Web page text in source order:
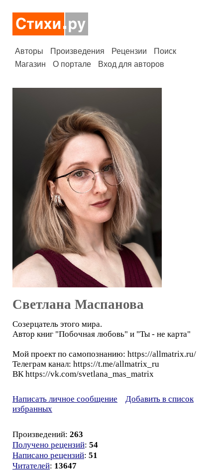
Авторы Произведения Рецензии
Поиск
Магазин
О портале Вход для авторов
Светлана Маспанова
Созерцатель этого мира.
Автор книг "Побочная любовь" и "Ты - не карта"
Мой проект по самопознанию: https://allmatrix.ru/
Телеграм канал: https://t.me/allmatrix_ru
ВК https://vk.com/svetlana_mas_matrix
Написать личное сообщение
Добавить в список
избранных
Произведений: 263
Получено рецензий: 54
Написано рецензий: 51
Читателей: 13647